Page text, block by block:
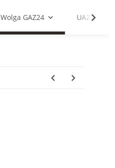
Wolga GAZ24 UAZ